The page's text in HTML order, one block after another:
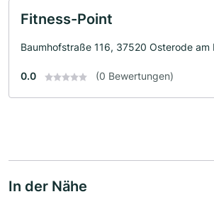
Fitness-Point
Baumhofstraße 116, 37520 Osterode am
0.0 (0 Bewertungen)
In der Nähe